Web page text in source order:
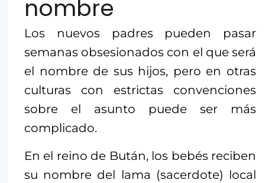
nombre
Los nuevos padres pueden pasar
semanas obsesionados con el que será
el nombre de sus hijos, pero en otras
culturas con estrictas convenciones
sobre el asunto puede ser más
complicado.
En el reino de Bután, los bebés reciben
su nombre del lama (sacerdote) local